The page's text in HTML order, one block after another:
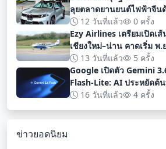
ลุยตลาดยานยนต์ไฟฟ้าจีน
12 วันที่แล้ว
0 ครั้ง
Ezy Airlines เตรียมเปิดเ
เชียงใหม่–น่าน คาดเริ่ม พ.
13 วันที่แล้ว
5 ครั้ง
Google เปิดตัว Gemini
Flash-Lite: AI ประหยัดต้
สำหรับนักพัฒนา
16 วันที่แล้ว 4 ครั้ง
ข่าวยอดนิยม